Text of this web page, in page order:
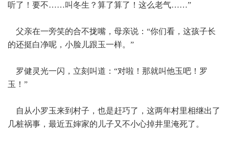
听了！要不……叫冬生？算了算了！这么老气……”
父亲在一旁笑的合不拢嘴，母亲说：“你们看，这孩子长
的还挺白净呢，小脸儿跟玉一样。”
罗健灵光一闪，立刻叫道：“对啦！那就叫他玉吧！罗
玉！”
自从小罗玉来到村子，也是赶巧了，这两年村里相继出了
几桩祸事，最近五婶家的儿子又不小心掉井里淹死了。